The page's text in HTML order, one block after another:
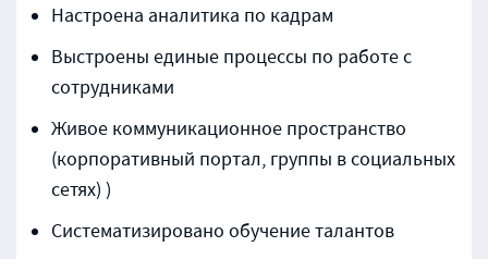
Настроена аналитика по кадрам
Выстроены единые процессы по работе с
сотрудниками
Живое коммуникационное пространство
(корпоративный портал, группы в социальных
сетях) )
Систематизировано обучение талантов